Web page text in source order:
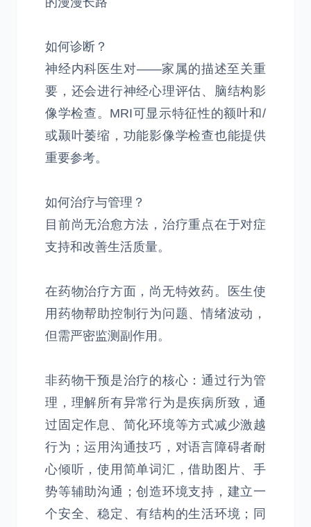
如何诊断？
神经内科医生对——家属的描述至关重
要，还会进行神经心理评估、脑结构影
像学检查。MRI可显示特征性的额叶和/
或颞叶萎缩，功能影像学检查也能提供
重要参考。
如何治疗与管理？
目前尚无治愈方法，治疗重点在于对症
支持和改善生活质量。
在药物治疗方面，尚无特效药。医生使
用药物帮助控制行为问题、情绪波动，
但需严密监测副作用。
非药物干预是治疗的核心：通过行为管
理，理解所有异常行为是疾病所致，通
过固定作息、简化环境等方式减少激越
行为；运用沟通技巧，对语言障碍者耐
心倾听，使用简单词汇，借助图片、手
势等辅助沟通；创造环境支持，建立一
个安全、稳定、有结构的生活环境；同